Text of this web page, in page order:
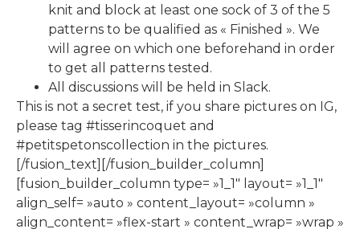
knit and block at least one sock of 3 of the 5
patterns to be qualified as « Finished ». We
will agree on which one beforehand in order
to get all patterns tested.
All discussions will be held in Slack.
This is not a secret test, if you share pictures on IG,
please tag #tisserincoquet and
#petitspetonscollection in the pictures.
[/fusion_text][/fusion_builder_column]
[fusion_builder_column type= »1_1″ layout= »1_1″
align_self= »auto » content_layout= »column »
align_content= »flex-start » content_wrap= »wrap »